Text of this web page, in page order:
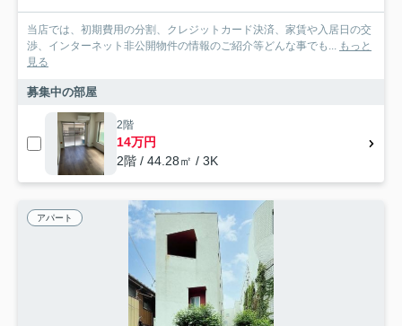
当店では、初期費用の分割、クレジットカード決済、家賃や入居日の交
渉、インターネット非公開物件の情報のご紹介等どんな事でも... もっと
見る
募集中の部屋
2階
14万円
2階 / 44.28㎡ / 3K
アパート